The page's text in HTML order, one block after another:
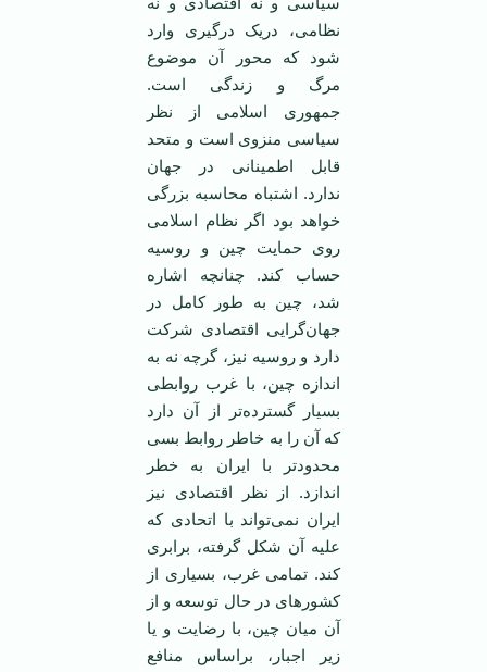
نظامی، دریک درگیری وارد
شود که محور آن موضوع
مرگ و زندگی است.
جمهوری اسلامی از نظر
سیاسی منزوی است و متحد
قابل اطمینانی در جهان
ندارد. اشتباه محاسبه بزرگی
خواهد بود اگر نظام اسلامی
روی حمایت چین و روسیه
حساب کند. چنانچه اشاره
شد، چین به طور کامل در
جهان‌گرایی اقتصادی شرکت
دارد و روسیه نیز، گرچه نه به
اندازه چین، با غرب روابطی
بسیار گسترده‌تر از آن دارد
که آن را به خاطر روابط بسی
محدود‌تر با ایران به خطر
اندازد. از نظر اقتصادی نیز
ایران نمی‌تواند با اتحادی که
علیه آن شکل گرفته، برابری
کند. تمامی غرب، بسیاری از
کشورهای در حال توسعه و از
آن میان چین، با رضایت و یا
زیر اجبار، براساس منافع